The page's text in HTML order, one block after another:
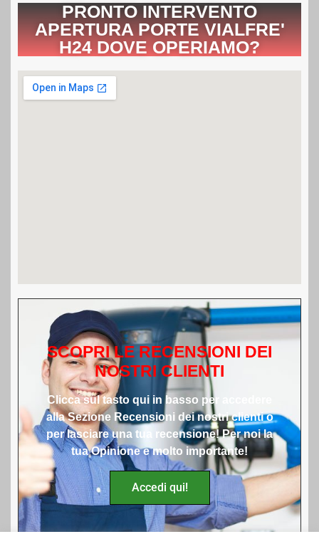
PRONTO INTERVENTO
APERTURA PORTE VIALFRE'
H24 DOVE OPERIAMO?
SCOPRI LE RECENSIONI DEI
NOSTRI CLIENTI
Clicca sul tasto qui in basso per accedere
alla Sezione Recensioni dei nostri clienti o
per lasciare una tua recensione! Per noi la
tua Opinione e molto importante!
Accedi qui!